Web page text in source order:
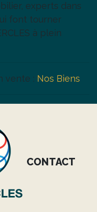
experts dans
font tourner
à plein
vente : Nos Biens
CONTACT